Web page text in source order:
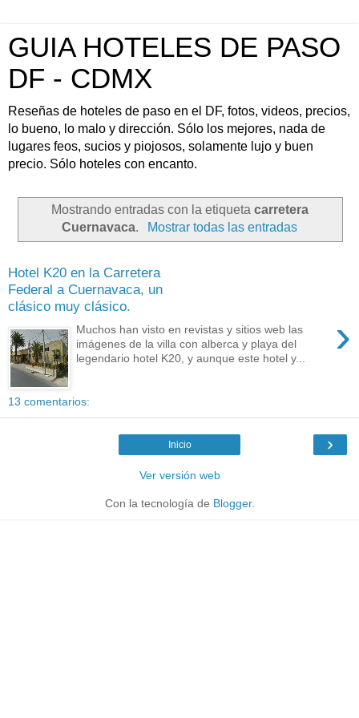
GUIA HOTELES DE PASO
DF - CDMX
Reseñas de hoteles de paso en el DF, fotos, videos, precios,
lo bueno, lo malo y dirección. Sólo los mejores, nada de
lugares feos, sucios y piojosos, solamente lujo y buen
precio. Sólo hoteles con encanto.
Mostrando entradas con la etiqueta carretera
Cuernavaca. Mostrar todas las entradas
Hotel K20 en la Carretera
Federal a Cuernavaca, un
clásico muy clásico.
›
Muchos han visto en revistas y sitios web las
imágenes de la villa con alberca y playa del
legendario hotel K20, y aunque este hotel y...
13 comentarios:
›
Inicio
Ver versión web
Con la tecnología de Blogger.